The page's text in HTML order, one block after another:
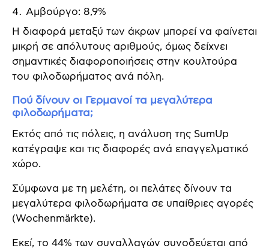
Αμβούργο: 8,9%
Η διαφορά μεταξύ των άκρων μπορεί να φαίνεται
μικρή σε απόλυτους αριθμούς, όμως δείχνει
σημαντικές διαφοροποιήσεις στην κουλτούρα
του φιλοδωρήματος ανά πόλη.
Πού δίνουν οι Γερμανοί τα μεγαλύτερα
φιλοδωρήματα;
Εκτός από τις πόλεις, η ανάλυση της SumUp
κατέγραψε και τις διαφορές ανά επαγγελματικό
χώρο.
Σύμφωνα με τη μελέτη, οι πελάτες δίνουν τα
μεγαλύτερα φιλοδωρήματα σε υπαίθριες αγορές
(Wochenmärkte).
Εκεί, το 44% των συναλλαγών συνοδεύεται από